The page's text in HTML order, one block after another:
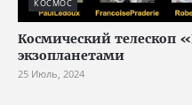
КОСМОС
Космический телескоп
экзопланетами
25 Июль, 2024